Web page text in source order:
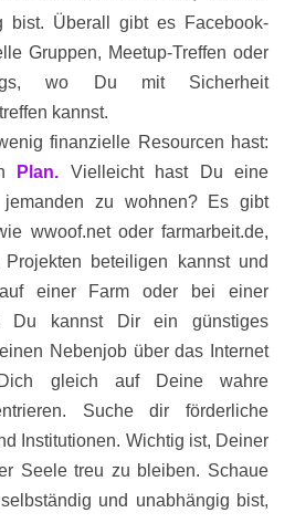
bist. Überall gibt es Facebook-
Gruppen, Meetup-Treffen oder
wo Du mit Sicherheit
kannst.
finanzielle Resourcen hast:
Plan. Vielleicht hast Du eine
jemanden zu wohnen? Es gibt
wwoof.net oder farmarbeit.de,
beteiligen kannst und
einer Farm oder bei einer
Du kannst Dir ein günstiges
Nebenjob über das Internet
gleich auf Deine wahre
Suche dir förderliche
Institutionen. Wichtig ist, Deiner
Seele treu zu bleiben. Schaue
und unabhängig bist,